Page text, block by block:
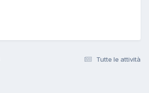
Tutte le attività